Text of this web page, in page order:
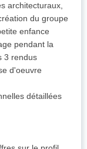
architecturaux,
du groupe
enfance
pendant la
3 rendus
d'oeuvre
détaillées